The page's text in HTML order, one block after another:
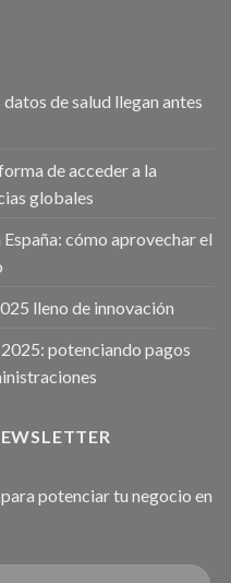
de salud llegan antes
de acceder a la
globales
cómo aprovechar el
lleno de innovación
potenciando pagos
potenciar tu negocio en